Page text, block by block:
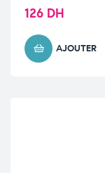
126 DH
AJOUTER